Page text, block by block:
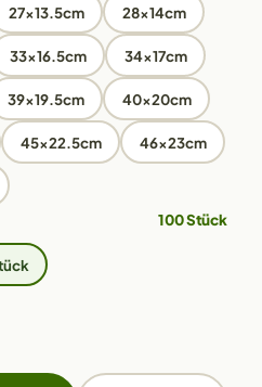
27x13.5cm 28x14cm
33x16.5cm 34x17cm
39x19.5cm 40x20cm
45x22.5cm 46x23cm
100 Stück